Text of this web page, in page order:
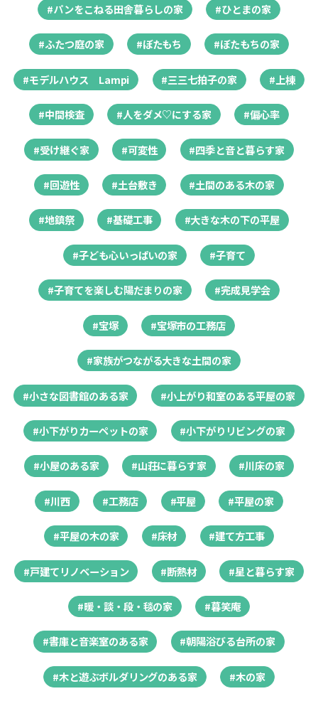
#パンをこねる田舎暮らしの家 #ひとまの家
#ふたつ庭の家 #ぼたもち #ぼたもちの家
#モデルハウス Lampi #三三七拍子の家 #上棟
#中間検査 #人をダメ♡にする家 #偏心率
#受け継ぐ家 #可変性 #四季と音と暮らす家
#回遊性 #土台敷き #土間のある木の家
#地鎮祭 #基礎工事 #大きな木の下の平屋
#子ども心いっぱいの家 #子育て
#子育てを楽しむ陽だまりの家 #完成見学会
#宝塚 #宝塚市の工務店
#家族がつながる大きな土間の家
#小さな図書館のある家 #小上がり和室のある平屋の家
#小下がりカーペットの家 #小下がりリビングの家
#小屋のある家 #山荘に暮らす家 #川床の家
#川西 #工務店 #平屋 #平屋の家
#平屋の木の家 #床材 #建て方工事
#戸建てリノベーション #断熱材 #星と暮らす家
#暖・談・段・毯の家 #暮笑庵
#書庫と音楽室のある家 #朝陽浴びる台所の家
#木と遊ぶボルダリングのある家 #木の家